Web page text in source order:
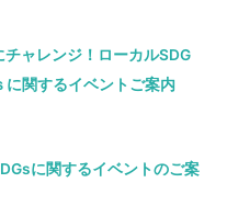
チャレンジ！ローカルSDG
に関するイベントご案内
に関するイベントのご案